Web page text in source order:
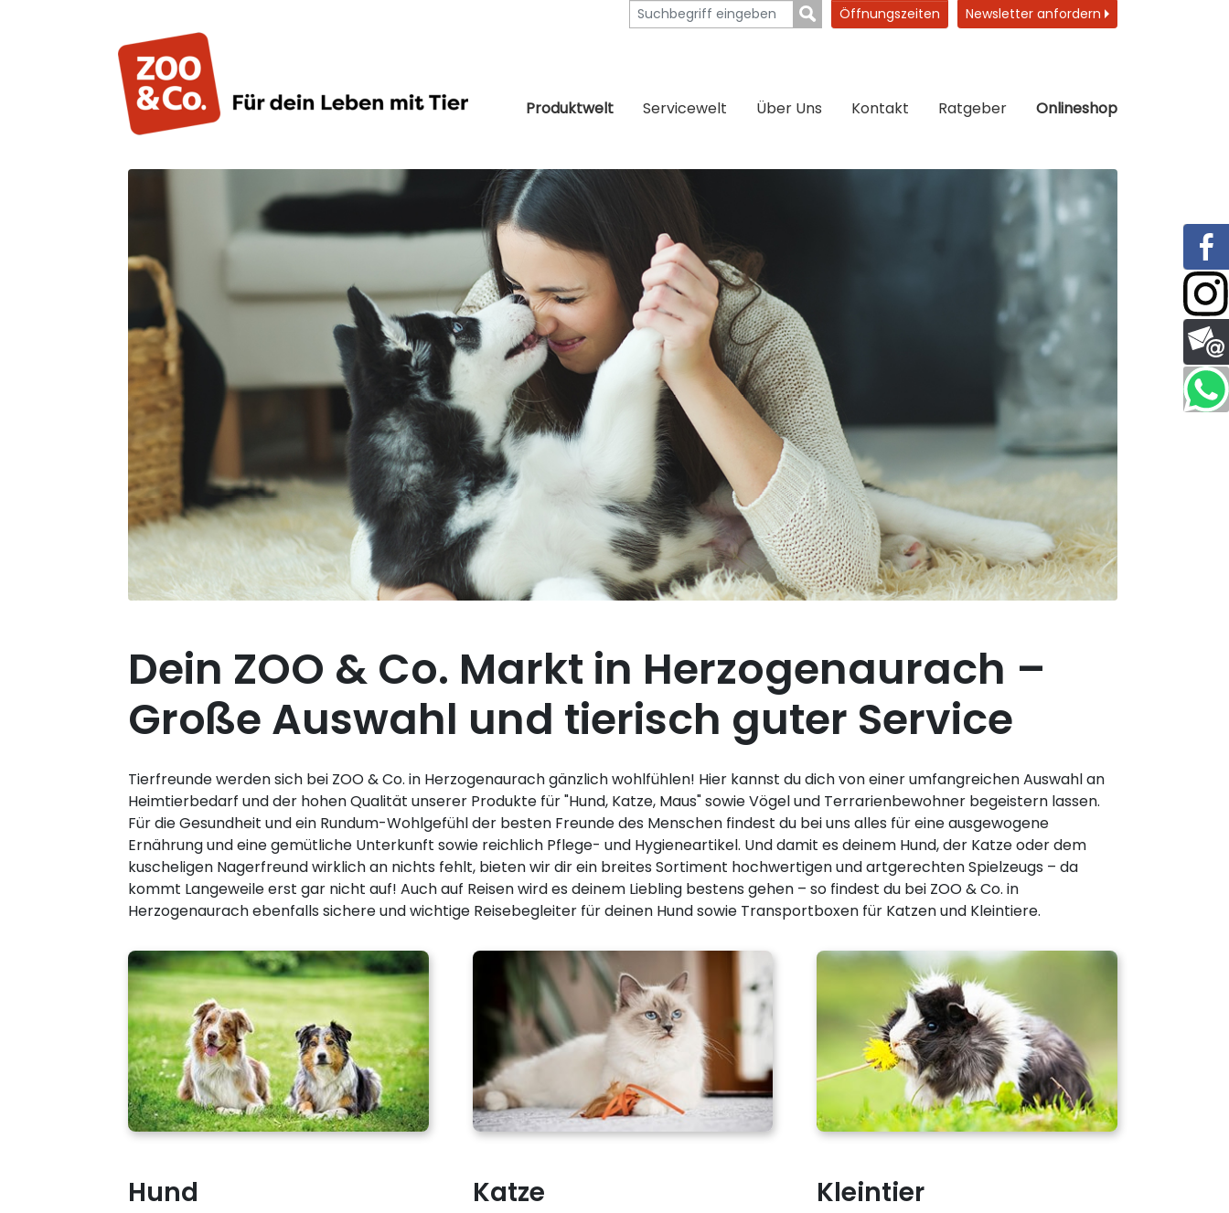
Öffnungszeiten Newsletter anfordern
Produktwelt Servicewelt Über Uns Kontakt Ratgeber Onlineshop
Dein ZOO & Co. Markt in Herzogenaurach –
Große Auswahl und tierisch guter Service
Tierfreunde werden sich bei ZOO & Co. in Herzogenaurach gänzlich wohlfühlen! Hier kannst du dich von einer umfangreichen Auswahl an
Heimtierbedarf und der hohen Qualität unserer Produkte für "Hund, Katze, Maus" sowie Vögel und Terrarienbewohner begeistern lassen.
Für die Gesundheit und ein Rundum-Wohlgefühl der besten Freunde des Menschen findest du bei uns alles für eine ausgewogene
Ernährung und eine gemütliche Unterkunft sowie reichlich Pflege- und Hygieneartikel. Und damit es deinem Hund, der Katze oder dem
kuscheligen Nagerfreund wirklich an nichts fehlt, bieten wir dir ein breites Sortiment hochwertigen und artgerechten Spielzeugs – da
kommt Langeweile erst gar nicht auf! Auch auf Reisen wird es deinem Liebling bestens gehen – so findest du bei ZOO & Co. in
Herzogenaurach ebenfalls sichere und wichtige Reisebegleiter für deinen Hund sowie Transportboxen für Katzen und Kleintiere.
Hund Katze Kleintier